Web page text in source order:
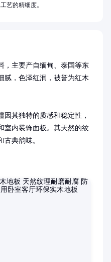
，主要产自缅甸、泰国等东
腻，色泽红润，被誉为红木
其独特的质感和稳定性，
室内装饰面板。其天然的纹
典韵味。
艺的精细度。